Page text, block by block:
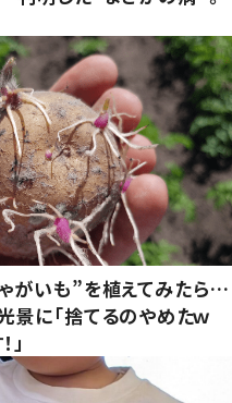
がいも”を植えてみたら…
に「捨てるのやめたｗ
」